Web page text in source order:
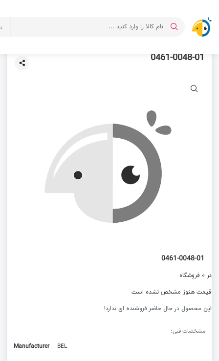
0461-0048-01
0461-0048-01
در 0 فروشگاه
قیمت هنوز مشخص نشده است
این محصول در حال حاضر فروشنده ای ندارد!
مشخصات فنی:
Manufacturer
BEL